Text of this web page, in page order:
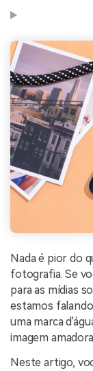
Nada é pior do
fotografia. Se
para as mídias
estamos
uma marca
imagem
Neste artigo,